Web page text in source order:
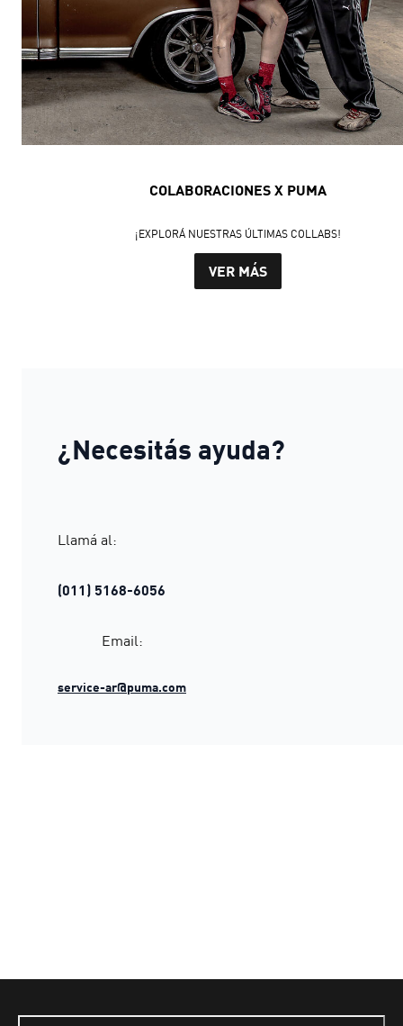
COLABORACIONES X PUMA
¡EXPLORÁ NUESTRAS ÚLTIMAS COLLABS!
VER MÁS
¿Necesitás ayuda?
Llamá al:
(011) 5168-6056
Email:
service-ar@puma.com